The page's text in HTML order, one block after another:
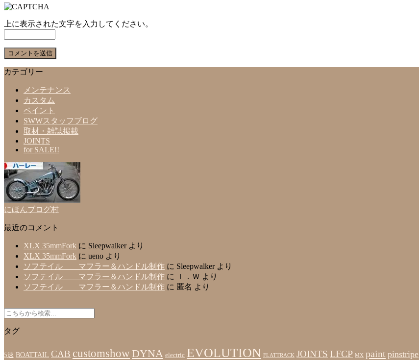
上に表示された文字を入力してください。
カテゴリー
メンテナンス
カスタム
ペイント
SWWスタッフブログ
取材・雑誌掲載
JOINTS
for SALE!!
にほんブログ村
最近のコメント
XLX 35mmFork に Sleepwalkerより
XLX 35mmFork に ueno より
ソフテイル マフラー＆ハンドル制作 に Sleepwalkerより
ソフテイル マフラー＆ハンドル制作 に Ｉ．Ｗ より
ソフテイル マフラー＆ハンドル制作 に 匿名 より
タグ
5速 BOATTAIL CAB customshow DYNA electric EVOLUTION FLATTRACK JOINTS LFCP MX paint pinstripe